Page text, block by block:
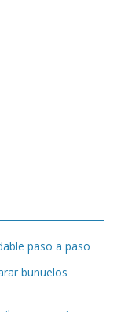
paso a paso
buñuelos